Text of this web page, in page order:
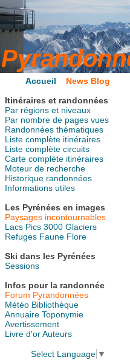
Accueil
News Blog
Itinéraires et randonnées
Par régions et niveaux
Par nombre de pages vues
Randonnées thématiques
Liste complète itinéraires
Liste complète circuits
Carte complète itinéraires
Moteur de recherche
Historique randonnées
Informations utiles
Les Pyrénées en images
Paysages incontournables
Lacs Pics 3000 Glaciers
Refuges Faune Flore
Ski dans les Pyrénées
Sessions
Infos pour la randonnée
Forum Pyrandonnées
Météo Bibliothèque
Annuaire Toponymie
Avertissement
Livre d'orAuteurs
Select Language ▼